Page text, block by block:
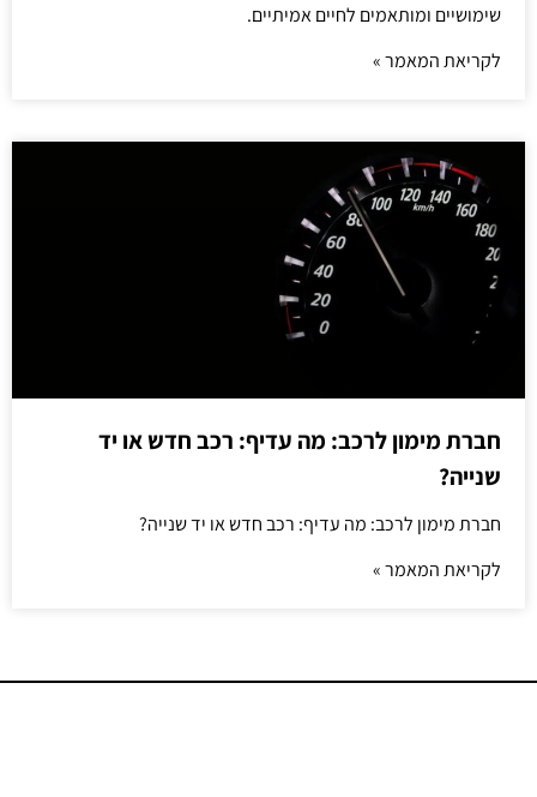
שימושיים ומותאמים לחיים אמיתיים.
לקריאת המאמר »
חברת מימון לרכב: מה עדיף: רכב חדש או יד
שנייה?
חברת מימון לרכב: מה עדיף: רכב חדש או יד שנייה?
לקריאת המאמר »